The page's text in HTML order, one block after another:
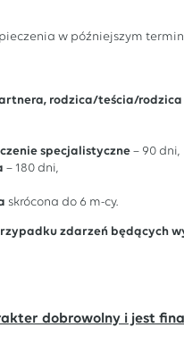
w późniejszym
rodzica/teścia/
specjalistyczne – 90 dni,
– 180 dni,
skrócona do 6 m-cy.
zdarzeń będących
dobrowolny i jest